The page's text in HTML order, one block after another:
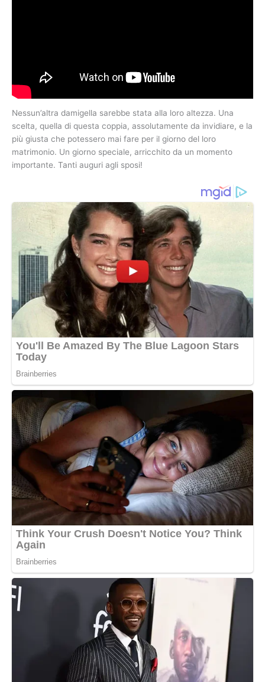
Nessun’altra damigella sarebbe stata alla loro altezza. Una
scelta, quella di questa coppia, assolutamente da invidiare, e la
più giusta che potessero mai fare per il giorno del loro
matrimonio. Un giorno speciale, arricchito da un momento
importante. Tanti auguri agli sposi!